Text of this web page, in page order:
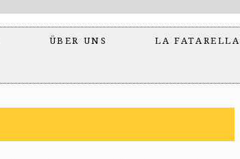
ÜBER UNS LA FATARELLA